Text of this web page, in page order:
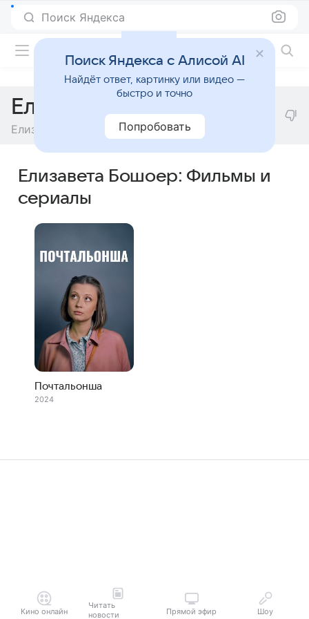
Поиск Яндекса
Елизавета Бошоер
Елизаветой Бошоер
Елизавета Бошоер: Фильмы и
сериалы
Почтальонша
2024
Кино онлайн
Читать
новости
Прямой эфир Шоу
Поиск Яндекса с Алисой AI
Найдёт ответ, картинку или видео —
быстро и точно
Попробовать